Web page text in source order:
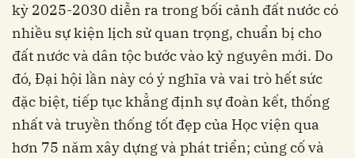
kỳ 2025-2030 diễn ra trong bối cảnh đất nước có
nhiều sự kiện lịch sử quan trọng, chuẩn bị cho
đất nước và dân tộc bước vào kỷ nguyên mới. Do
đó, Đại hội lần này có ý nghĩa và vai trò hết sức
đặc biệt, tiếp tục khẳng định sự đoàn kết, thống
nhất và truyền thống tốt đẹp của Học viện qua
hơn 75 năm xây dựng và phát triển; củng cố và